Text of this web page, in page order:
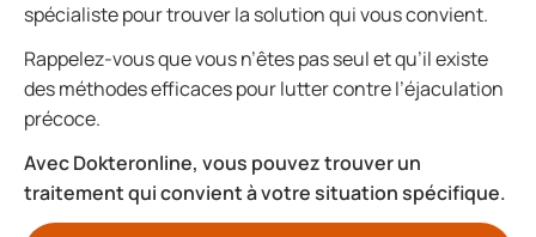
spécialiste pour trouver la solution qui vous convient.
Rappelez-vous que vous n’êtes pas seul et qu’il existe
des méthodes efficaces pour lutter contre l’éjaculation
précoce.
Avec Dokteronline, vous pouvez trouver un
traitement qui convient à votre situation spécifique.